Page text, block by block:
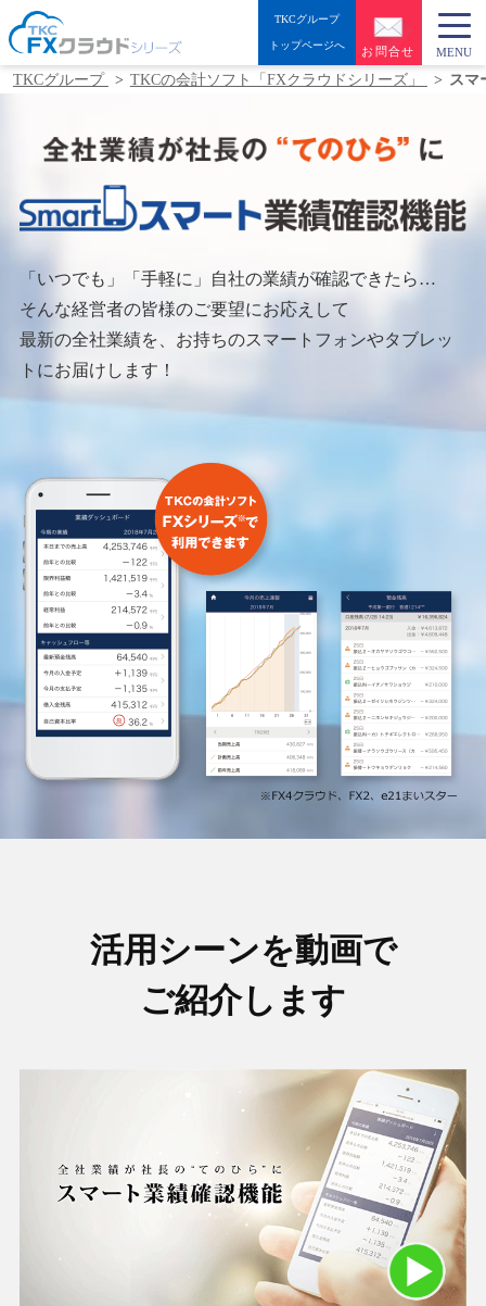
TKCグループ
トップページへ お問合せ MENU
TKCグループ TKCの会計ソフト「FXクラウドシリーズ」 スマ
「いつでも」「手軽に」自社の業績が確認できたら…
そんな経営者の皆様のご要望にお応えして
最新の全社業績を、お持ちのスマートフォンやタブレッ
トにお届けします！
活用シーンを動画で
ご紹介します